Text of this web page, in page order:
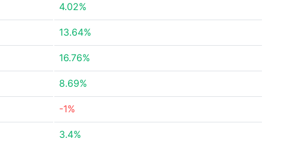
4.02%
13.64%
16.76%
8.69%
-1%
3.4%